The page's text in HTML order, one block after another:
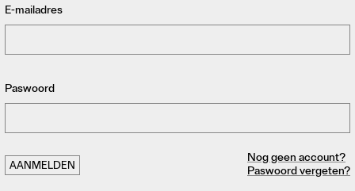
E-mailadres
Paswoord
Nog geen account?
Paswoord vergeten?